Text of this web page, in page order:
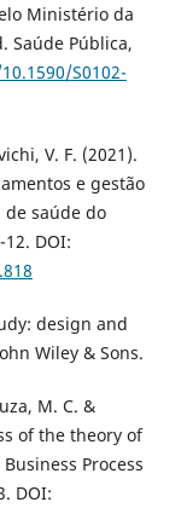
Ministério da
Saúde Pública,
S0102-
V. F. (2021).
e gestão
saúde do
12. DOI:
design and
Wiley & Sons.
M. C. &
of the theory of
Process
DOI: